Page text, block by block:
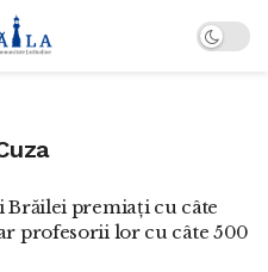
Brăilei premiați cu câte
profesorii lor cu câte 500